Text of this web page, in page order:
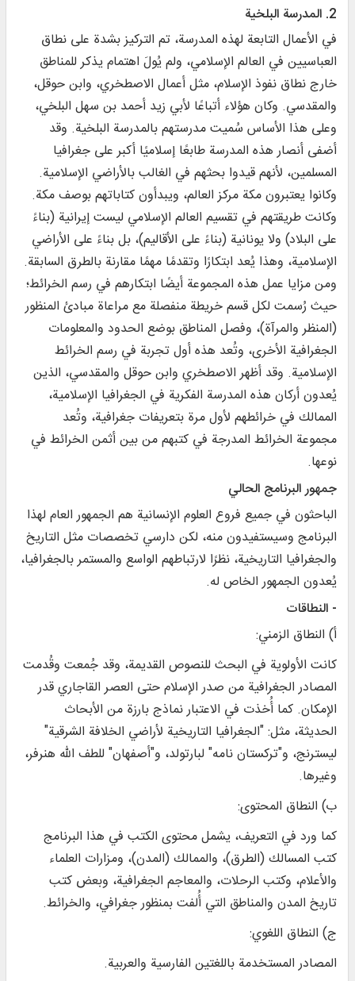
2. المدرسة البلخية
في الأعمال التابعة لهذه المدرسة، تم التركيز بشدة على نطاق
العباسيين في العالم الإسلامي، ولم يُولَ اهتمام يذكر للمناطق
خارج نطاق نفوذ الإسلام، مثل أعمال الاصطخري، وابن حوقل،
والمقدسي. وكان هؤلاء أتباعًا لأبي زيد أحمد بن سهل البلخي،
وعلى هذا الأساس سُميت مدرستهم بالمدرسة البلخية. وقد
أضفى أنصار هذه المدرسة طابعًا إسلاميًا أكبر على جغرافيا
المسلمين، لأنهم قيدوا بحثهم في الغالب بالأراضي الإسلامية.
وكانوا يعتبرون مكة مركز العالم، ويبدأون كتاباتهم بوصف مكة.
وكانت طريقتهم في تقسيم العالم الإسلامي ليست إيرانية (بناءً
على البلاد) ولا يونانية (بناءً على الأقاليم)، بل بناءً على الأراضي
الإسلامية، وهذا يُعد ابتكارًا وتقدمًا مهمًا مقارنة بالطرق السابقة.
ومن مزايا عمل هذه المجموعة أيضًا ابتكارهم في رسم الخرائط؛
حيث رُسمت لكل قسم خريطة منفصلة مع مراعاة مبادئ المنظور
(المنظر والمرآة)، وفصل المناطق بوضع الحدود والمعلومات
الجغرافية الأخرى، وتُعد هذه أول تجربة في رسم الخرائط
الإسلامية. وقد أظهر الاصطخري وابن حوقل والمقدسي، الذين
يُعدون أركان هذه المدرسة الفكرية في الجغرافيا الإسلامية،
الممالك في خرائطهم لأول مرة بتعريفات جغرافية، وتُعد
مجموعة الخرائط المدرجة في كتبهم من بين أثمن الخرائط في
نوعها.
جمهور البرنامج الحالي
الباحثون في جميع فروع العلوم الإنسانية هم الجمهور العام لهذا
البرنامج وسيستفيدون منه، لكن دارسي تخصصات مثل التاريخ
والجغرافيا التاريخية، نظرًا لارتباطهم الواسع والمستمر بالجغرافيا،
يُعدون الجمهور الخاص له.
- النطاقات
أ) النطاق الزمني:
كانت الأولوية في البحث للنصوص القديمة، وقد جُمعت وقُدمت
المصادر الجغرافية من صدر الإسلام حتى العصر القاجاري قدر
الإمكان. كما أُخذت في الاعتبار نماذج بارزة من الأبحاث
الحديثة، مثل: "الجغرافيا التاريخية لأراضي الخلافة الشرقية"
ليسترنج، و"تركستان نامه" لبارتولد، و"أصفهان" للطف الله هنرفر،
وغيرها.
ب) النطاق المحتوى:
كما ورد في التعريف، يشمل محتوى الكتب في هذا البرنامج
كتب المسالك (الطرق)، والممالك (المدن)، ومزارات العلماء
والأعلام، وكتب الرحلات، والمعاجم الجغرافية، وبعض كتب
تاريخ المدن والمناطق التي أُلفت بمنظور جغرافي، والخرائط.
ج) النطاق اللغوي:
المصادر المستخدمة باللغتين الفارسية والعربية.